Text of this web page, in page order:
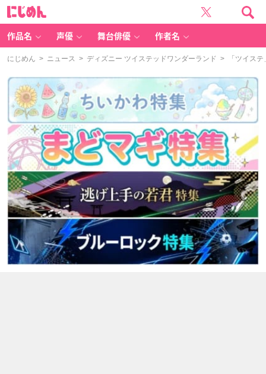
作品名 声優 舞台俳優 作者名
にじめん > ニュース > ディズニー ツイステッドワンダーランド > 「ツイステ